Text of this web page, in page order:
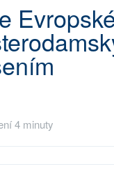
4 minuty